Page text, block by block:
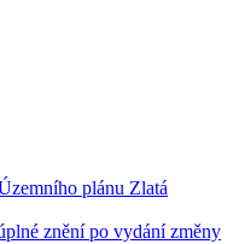
plánu Zlatá
znění po vydání změny